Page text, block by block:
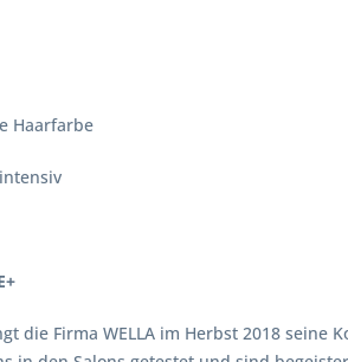
Haarfarbe
die Firma WELLA im Herbst 2018